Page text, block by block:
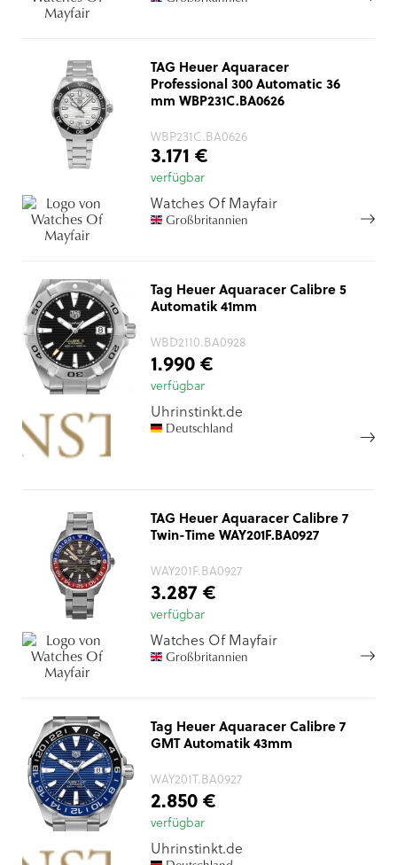
TAG Heuer Aquaracer
Professional 300 Automatic 36
mm WBP231C.BA0626
WBP231C.BA0626
3.171 €
verfügbar
Watches Of Mayfair
Großbritannien
Tag Heuer Aquaracer Calibre 5
Automatik 41mm
WBD2110.BA0928
1.990 €
verfügbar
Uhrinstinkt.de
Deutschland
TAG Heuer Aquaracer Calibre 7
Twin-Time WAY201F.BA0927
WAY201F.BA0927
3.287 €
verfügbar
Watches Of Mayfair
Großbritannien
Tag Heuer Aquaracer Calibre 7
GMT Automatik 43mm
WAY201T.BA0927
2.850 €
verfügbar
Uhrinstinkt.de